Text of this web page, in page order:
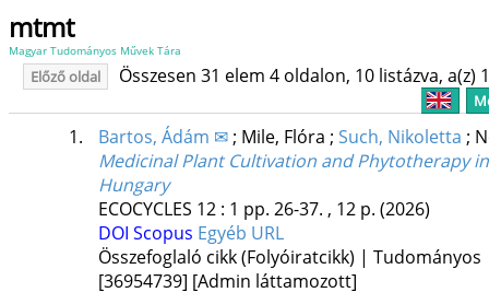
mtmt
Magyar Tudományos Művek Tára
Előző oldal Összesen 31 elem 4 oldalon, 10 listázva, a(z)
1. Bartos, Ádám ✉; Mile, Flóra ; Such, Nikoletta ;
Medicinal Plant Cultivation and Phytotherapy
Hungary
ECOCYCLES 12: 1 pp. 26-37. , 12 p. (2026)
DOI Scopus Egyéb URL
Összefoglaló cikk (Folyóiratcikk) | Tudományos
[36954739] [Admin láttamozott]